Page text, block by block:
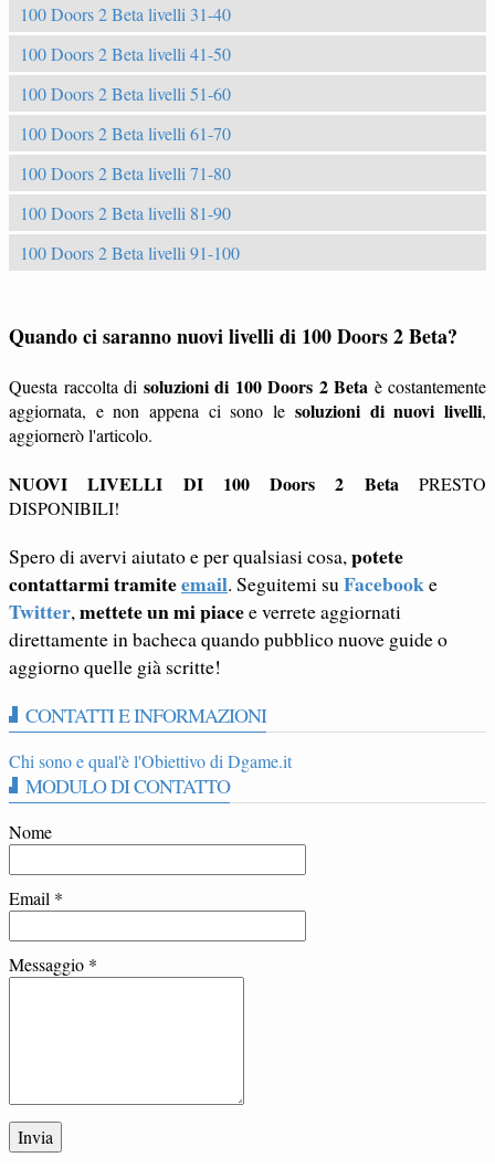
100 Doors 2 Beta livelli 31-40
100 Doors 2 Beta livelli 41-50
100 Doors 2 Beta livelli 51-60
100 Doors 2 Beta livelli 61-70
100 Doors 2 Beta livelli 71-80
100 Doors 2 Beta livelli 81-90
100 Doors 2 Beta livelli 91-100
Quando ci saranno nuovi livelli di 100 Doors 2 Beta?
Questa raccolta di soluzioni di 100 Doors 2 Beta è costantemente
aggiornata, e non appena ci sono le soluzioni di nuovi livelli,
aggiornerò l'articolo.
NUOVI LIVELLI DI 100 Doors 2 Beta PRESTO
DISPONIBILI!
Spero di avervi aiutato e per qualsiasi cosa, potete
contattarmi tramiteemail. Seguitemi su Facebooke
Twitter, mettete un mi piacee verrete aggiornati
direttamente in bacheca quando pubblico nuove guide o
aggiorno quelle già scritte!
CONTATTI E INFORMAZIONI
Chi sono e qual'è l'Obiettivo di Dgame.it
MODULO DI CONTATTO
Nome
Email *
Messaggio *